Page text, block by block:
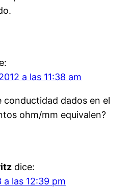
a las 11:38 am
conductidad dados en el
ohm/mm equivalen?
dice:
a las 12:39 pm